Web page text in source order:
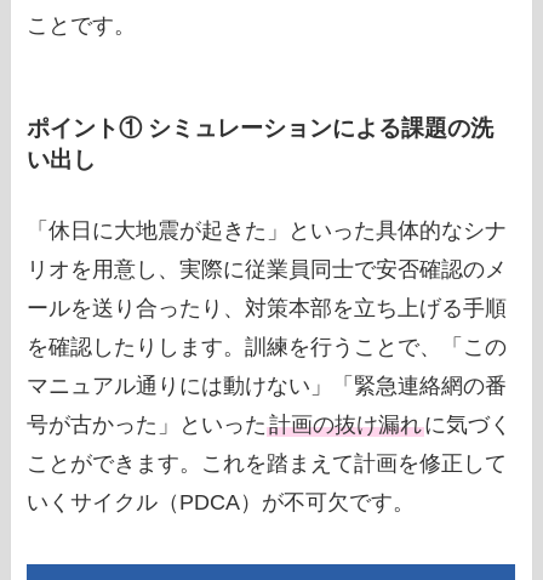
ことです。
ポイント① シミュレーションによる課題の洗
い出し
「休日に大地震が起きた」といった具体的なシナ
リオを用意し、実際に従業員同士で安否確認のメ
ールを送り合ったり、対策本部を立ち上げる手順
を確認したりします。訓練を行うことで、「この
マニュアル通りには動けない」「緊急連絡網の番
号が古かった」といった計画の抜け漏れに気づく
ことができます。これを踏まえて計画を修正して
いくサイクル（PDCA）が不可欠です。